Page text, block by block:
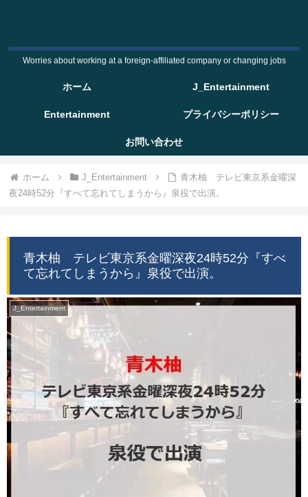
Worries about working at a foreign-affiliated company or changing jobs
ホーム J_Entertainment
Entertainment プライバシーポリシー
お問い合わせ
ホーム J_Entertainment
青木柚 テレビ東京系金曜深
夜24時52分『すべて忘れてしまうから』泉役で出演。
青木柚 テレビ東京系金曜深夜24時52分『すべ
て忘れてしまうから』泉役で出演。
J_Entertainment